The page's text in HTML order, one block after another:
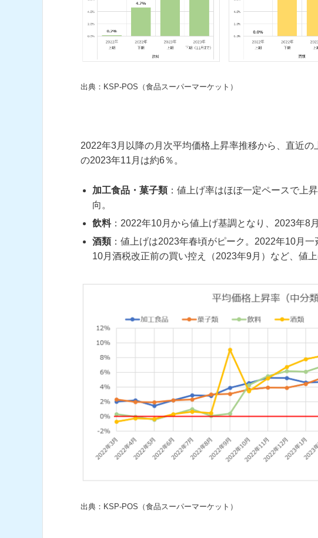
出典：KSP-POS（食品スーパーマーケット）
2022年3月以降の月次平均価格上昇率推移から、直近
の2023年11月は約6％。
加工食品・菓子類：値上げ率はほぼ一定ペースで上
向。
飲料：2022年10月から値上げ基調となり、2023年8
酒類：値上げは2023年春頃がピーク。2022年10月
10月酒税改正前の買い控え（2023年9月）など、値
出典：KSP-POS（食品スーパーマーケット）